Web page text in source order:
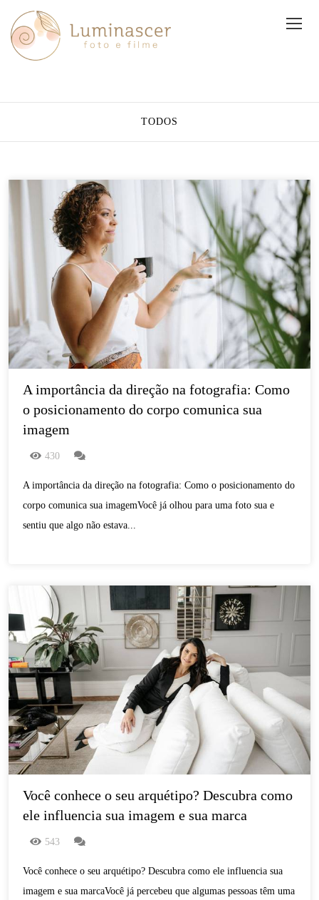
TODOS
A importância da direção na fotografia: Como
o posicionamento do corpo comunica sua
imagem
430
A importância da direção na fotografia: Como o posicionamento do
corpo comunica sua imagemVocê já olhou para uma foto sua e
sentiu que algo não estava...
Você conhece o seu arquétipo? Descubra como
ele influencia sua imagem e sua marca
543
Você conhece o seu arquétipo? Descubra como ele influencia sua
imagem e sua marcaVocê já percebeu que algumas pessoas têm uma